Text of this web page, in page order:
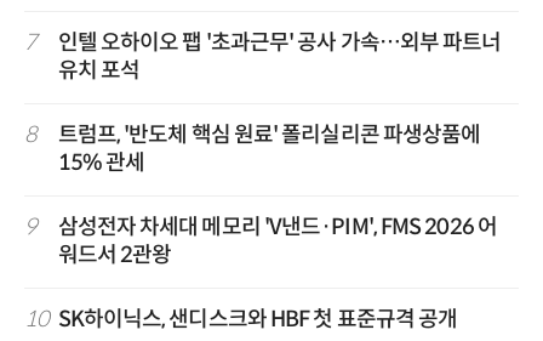
7
인텔 오하이오 팹 '초과근무' 공사 가속…외부 파트너
유치 포석
8
트럼프, '반도체 핵심 원료' 폴리실리콘 파생상품에
15% 관세
9
삼성전자 차세대 메모리 'V낸드·PIM', FMS 2026 어
워드서 2관왕
10 SK하이닉스, 샌디스크와 HBF 첫 표준규격 공개